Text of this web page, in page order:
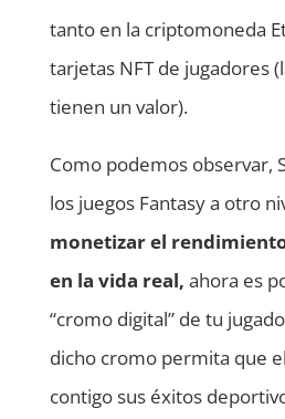
tanto en la criptomoneda
tarjetas NFT de jugadores
tienen un valor).
Como podemos observar,
los juegos Fantasy a otro
monetizar el
en la vida real, ahora es
“cromo digital” de tu
dicho cromo permita que
contigo sus éxitos